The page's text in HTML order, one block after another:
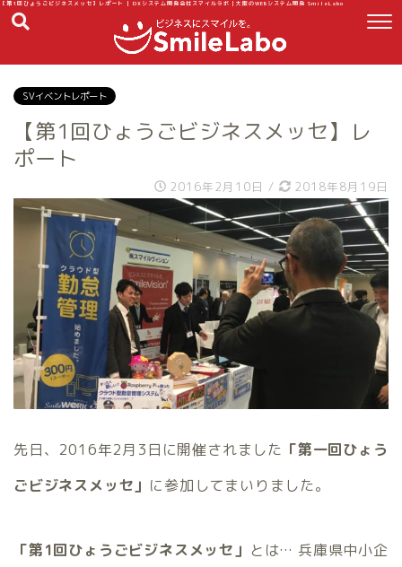
【第1回ひょうごビジネスメッセ】レポート | DXシステム開発会社スマイルラボ｜大阪のWEBシステム開発 SmileLabo
SVイベントレポート
【第1回ひょうごビジネスメッセ】レ
ポート
2016年2月10日 / 2018年8月19日
先日、2016年2月3日に開催されました 「第一回ひょう
ごビジネスメッセ」 に参加してまいりました。
「第1回ひょうごビジネスメッセ」 とは… 兵庫県中小企